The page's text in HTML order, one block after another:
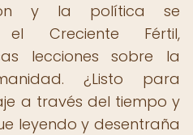
y la política se
Creciente Fértil,
lecciones sobre la
¿Listo para
a través del tiempo y
leyendo y desentraña